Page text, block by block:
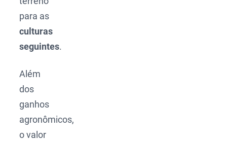
para as
culturas
seguintes.
Além
dos
ganhos
agronômicos,
o valor